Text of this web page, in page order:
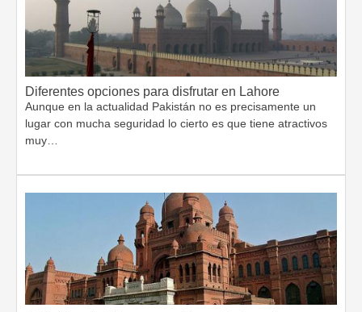
Diferentes opciones para disfrutar en Lahore
Aunque en la actualidad Pakistán no es precisamente un
lugar con mucha seguridad lo cierto es que tiene atractivos
muy…